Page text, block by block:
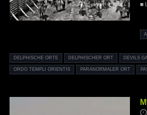
■
DELPHISCHE ORTE DELPHISCHER ORT DEVILS
ORDO TEMPLI ORIENTIS PARANORMALER ORT